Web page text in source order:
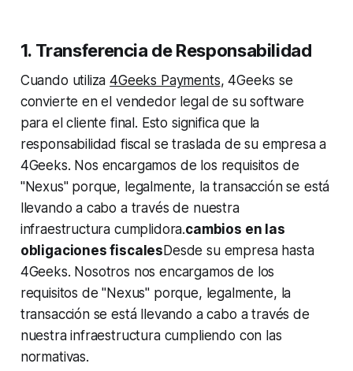
1. Transferencia de Responsabilidad
Cuando utiliza4Geeks Payments, 4Geeks se
convierte en el vendedor legal de su software
para el cliente final. Esto significa que la
responsabilidad fiscal se traslada de su empresa a
4Geeks. Nos encargamos de los requisitos de
"Nexus" porque, legalmente, la transacción se está
llevando a cabo a través de nuestra
infraestructura cumplidora.cambios en las
obligaciones fiscales Desde su empresa hasta
4Geeks. Nosotros nos encargamos de los
requisitos de "Nexus" porque, legalmente, la
transacción se está llevando a cabo a través de
nuestra infraestructura cumpliendo con las
normativas.